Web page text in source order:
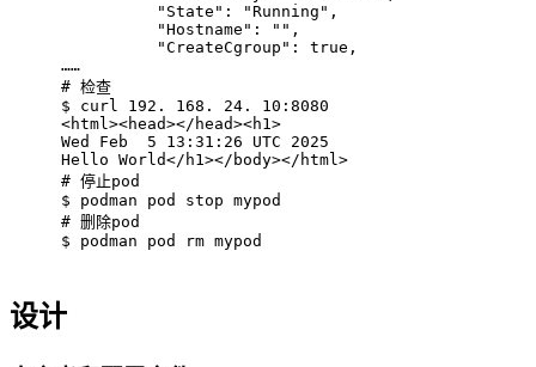
          "State": "Running",
          "Hostname": "",
          "CreateCgroup": true,
……
# 检查
$ curl 192. 168. 24. 10:8080
<html><head></head><h1>
Wed Feb  5 13:31:26 UTC 2025
Hello World</h1></body></html>
# 停止pod
$ podman pod stop mypod
# 删除pod
$ podman pod rm mypod
设计